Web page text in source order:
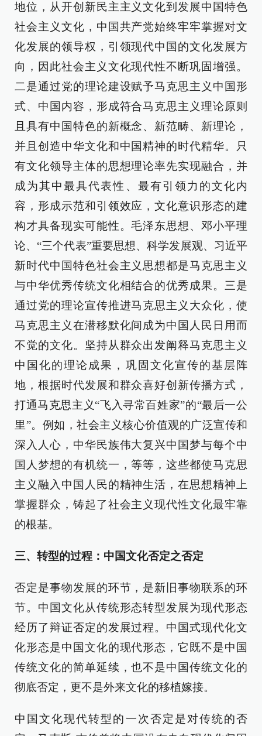
地位，从开创新民主主义文化到发展中国特色
社会主义文化，中国共产党始终牢牢掌握对文
化发展的领导权，引领现代中国的文化发展方
向，因此社会主义文化现代性不断巩固增强。
二是通过党的理论建设赋予马克思主义中国形
式、中国内容，形成符合马克思主义理论原则
且具有中国特色的新概念、新范畴、新理论，
并且创造中华文化和中国精神的时代精华。只
有文化领导主体的思想理论率先实现融合，并
成为其中最具代表性、最有引领力的文化内
容，形成示范和引领效应，文化意识形态的建
构才具备现实可能性。毛泽东思想、邓小平理
论、“三个代表”重要思想、科学发展观、习近平
新时代中国特色社会主义思想都是马克思主义
与中华优秀传统文化相结合的优秀成果。三是
通过党的理论宣传推进马克思主义大众化，使
马克思主义在潜移默化间成为中国人民日用而
不觉的文化。坚持从群众出发阐释马克思主义
中国化的理论成果，巩固文化宣传的基层阵
地，根据时代发展和群众喜好创新传播方式，
打通马克思主义“飞入寻常百姓家”的“最后一公
里”。例如，社会主义核心价值观的广泛宣传和
深入人心，中华民族伟大复兴中国梦与每个中
国人梦想的有机统一，等等，这些都使马克思
主义融入中国人民的精神生活，在思想精神上
掌握群众，铸起了社会主义现代性文化最牢靠
的根基。
三、转型的过程：中国文化否定之否定
否定是事物发展的环节，是新旧事物联系的环
节。中国文化从传统形态转型发展为现代形态
经历了辩证否定的发展过程。中国式现代化文
化形态是中国文化的现代形态，它既不是中国
传统文化的简单延续，也不是中国传统文化的
彻底否定，更不是外来文化的移植嫁接。
中国文化现代转型的一次否定是对传统的否